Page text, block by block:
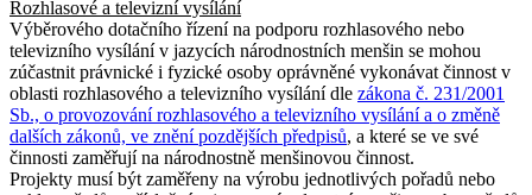
Rozhlasové a televizní vysílání
Výběrového dotačního řízení na podporu rozhlasového nebo
televizního vysílání v jazycích národnostních menšin se mohou
zúčastnit právnické i fyzické osoby oprávněné vykonávat činnost v
oblasti rozhlasového a televizního vysílání dle zákona č. 231/2001
Sb., o provozování rozhlasového a televizního vysílání a o změně
dalších zákonů, ve znění pozdějších předpisů, a které se ve své
činnosti zaměřují na národnostně menšinovou činnost.
Projekty musí být zaměřeny na výrobu jednotlivých pořadů nebo